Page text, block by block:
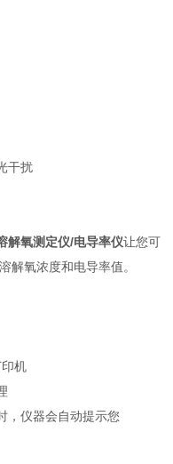
干扰
解氧测定仪/电导率仪让您可
解氧浓度和电导率值。
机
，仪器会自动提示您